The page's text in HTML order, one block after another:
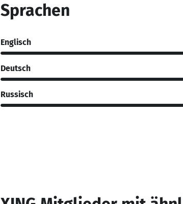
Sprachen
Englisch
Deutsch
Russisch